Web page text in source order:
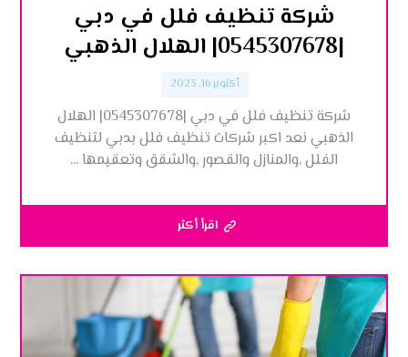
شركة تنظيف فلل في دبي
|0545307678| الهلال الذهبي
أكتوبر 16, 2023
شركة تنظيف فلل في دبي |0545307678| الهلال
الذهبي نعد اكبر شركات تنظيف فلل بدبي لتنظيف
الفلل ,والمنازل والقصور ,والشقق وتعقيمها ...
اقرأ أكثر